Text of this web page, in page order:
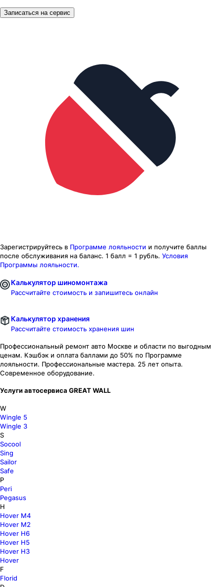
Записаться на сервис
Зарегистрируйтесь в Программе лояльности и получите баллы
после обслуживания на баланс. 1 балл = 1 рубль. Условия
Программы лояльности.
Калькулятор шиномонтажа
Рассчитайте стоимость и запишитесь онлайн
Калькулятор хранения
Рассчитайте стоимость хранения шин
Профессиональный ремонт авто Москве и области по выгодным
ценам. Кэшбэк и оплата баллами до 50% по Программе
лояльности. Профессиональные мастера. 25 лет опыта.
Современное оборудование.
Услуги автосервиса GREAT WALL
W
Wingle 5
Wingle 3
S
Socool
Sing
Sailor
Safe
P
Peri
Pegasus
H
Hover M4
Hover M2
Hover H6
Hover H5
Hover H3
Hover
F
Florid